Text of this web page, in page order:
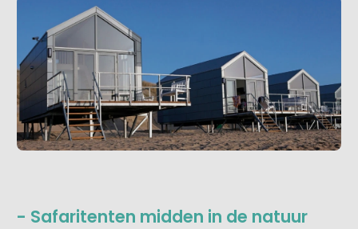
- Safaritenten midden in de natuur